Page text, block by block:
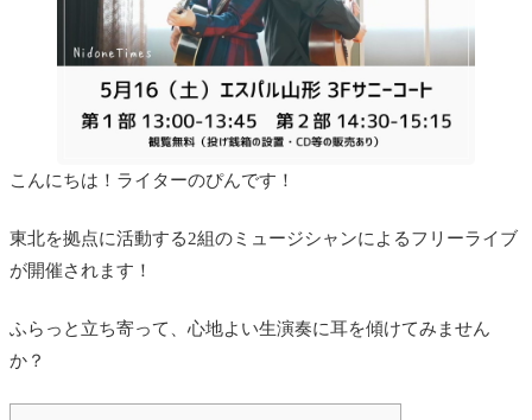
こんにちは！ライターのぴんです！
東北を拠点に活動する2組のミュージシャンによるフリーライブ
が開催されます！
ふらっと立ち寄って、心地よい生演奏に耳を傾けてみません
か？